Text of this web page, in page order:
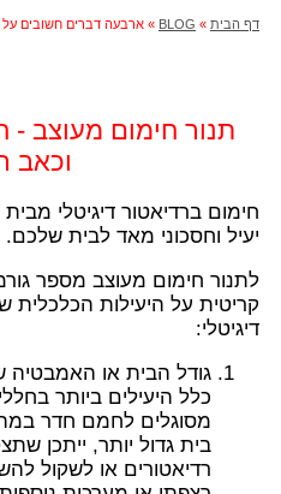
דף הבית »
BLOG
» ארבעה דברים חשובים על
תנור חימום מעוצב -
וכאב
חימום ברדיאטור דיגיטלי מבית
יעיל וחסכוני מאד לבית שלכם.
לתנור חימום מעוצב מספר
קריטית על היעילות הכלכלית
דיגיטלי:
גודל הבית או האמבטיה
כלל היעילים ביותר
מסוגלים לחמם חדר
בית גדול יותר, ייתכן
רדיאטורים או לשקול